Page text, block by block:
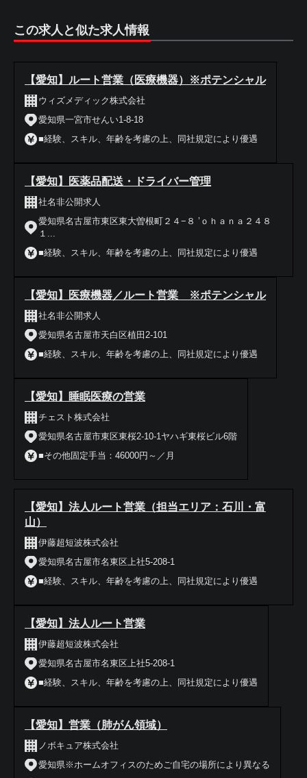
この求人と似た求人情報
【愛知】ルート営業（医療機器）※ポテンシャル
ウィズメディック株式会社
愛知県一宮市せんい1-8-18
■経験、スキル、年齢を考慮の上、同社規定により優遇
【愛知】医薬品配送・ドライバー管理
社名非公開求人
愛知県名古屋市東区東大曽根町２４−８ ’ｏｈａｎａ２４８
１...
■経験、スキル、年齢を考慮の上、同社規定により優遇
【愛知】医療機器／ルート営業 ※ポテンシャル
社名非公開求人
愛知県名古屋市天白区植田2-101
■経験、スキル、年齢を考慮の上、同社規定により優遇
【愛知】睡眠医療の営業
チェスト株式会社
愛知県名古屋市東区東桜2-10-1ヤハギ東桜ビル6階
■その他固定手当：46000円～／月
【愛知】法人ルート営業（担当エリア：石川・富
山）
伊藤超短波株式会社
愛知県名古屋市名東区上社5-208-1
■経験、スキル、年齢を考慮の上、同社規定により優遇
【愛知】法人ルート営業
伊藤超短波株式会社
愛知県名古屋市名東区上社5-208-1
■経験、スキル、年齢を考慮の上、同社規定により優遇
【愛知】営業（肺がん領域）
ノボキュア株式会社
愛知県※ホームオフィスのためご自宅の場所により異なる